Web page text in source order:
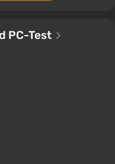
PC-Test